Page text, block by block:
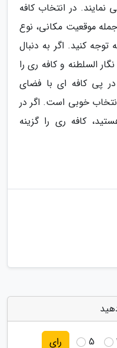
نمایند. در انتخاب کافه
موقعیت مکانی، نوع
کنید. اگر به دنبال
السلطنه و کافه ری را
پی کافه ای با فضای
خوبی است. اگر در
کافه ری را گزینه
5 رای